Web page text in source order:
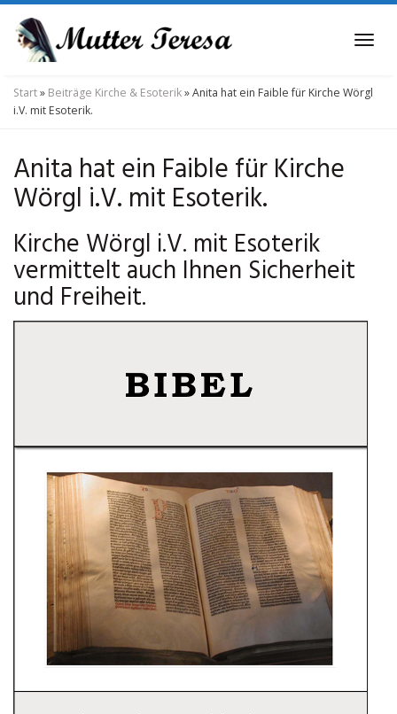
Skip
main
content
Start» Beiträge Kirche & Esoterik»Anita hat ein Faible für Kirche Wörgl
i.V. mit Esoterik.
Anita hat ein Faible für Kirche
Wörgl i.V. mit Esoterik.
Kirche Wörgl i.V. mit Esoterik
vermittelt auch Ihnen Sicherheit
und Freiheit.